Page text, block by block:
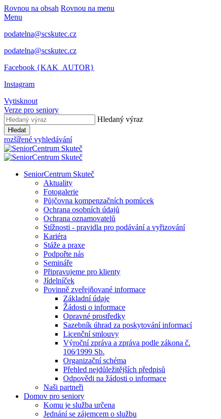
Rovnou na obsah Rovnou na menu
Menu
podatelna@scskutec.cz
podatelna@scskutec.cz
Facebook {KAK_AUTOR}
Instagram
Vytisknout
Verze pro seniory
Hledaný výraz
Hledat
rozšířené vyhledávání
SeniorCentrum Skuteč
Aktuality
Fotogalerie
Půjčovna kompenzačních pomůcek
Ochrana osobních údajů
Ochrana oznamovatelů
Stížnosti - pravidla pro podávání a vyřizování
Kariéra
Stáže a praxe
Podpořte nás
Semináře
Připravujeme pro klienty
Jídelníček
Povinně zveřejňované informace
Základní údaje
Žádosti o informace
Opravné prostředky
Sazebník úhrad za poskytování informací
Licenční smlouvy
Výroční zpráva a zpráva podle zákona č.
106⁄1999 Sb.
Organizační schéma
Přehled nejdůležitějších předpisů
Odpovědi na žádosti o informace
Naši partneři
Domov pro seniory
Komu je služba určena
Jednání se zájemcem o službu